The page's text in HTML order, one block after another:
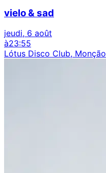
vielo & sad
jeudi, 6 août
à23:55
Lótus Disco Club, Monção